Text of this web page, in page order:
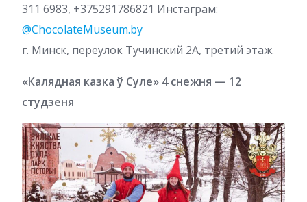
311 6983, +375291786821 Инстаграм:
@ChocolateMuseum.by
г. Минск, переулок Тучинский 2А, третий этаж.
«Калядная казка ў Суле» 4 снежня — 12
студзеня